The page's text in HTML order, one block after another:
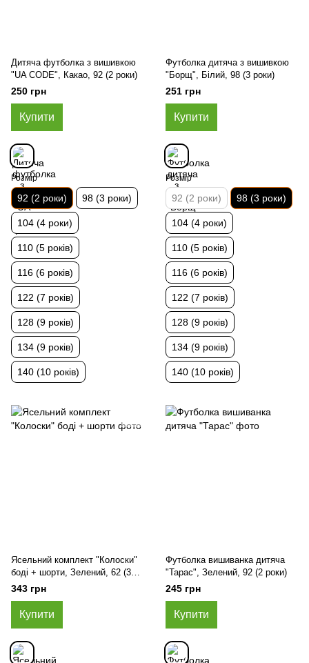
Дитяча футболка з вишивкою
"UA CODE", Какао, 92 (2 роки)
250 грн
Купити
Розмір
92 (2 роки) 98 (3 роки)
104 (4 роки)
110 (5 років)
116 (6 років)
122 (7 років)
128 (9 років)
134 (9 років)
140 (10 років)
Футболка дитяча з вишивкою
"Борщ", Білий, 98 (3 роки)
251 грн
Купити
Розмір
92 (2 роки) 98 (3 роки)
104 (4 роки)
110 (5 років)
116 (6 років)
122 (7 років)
128 (9 років)
134 (9 років)
140 (10 років)
Ясельний комплект "Колоски"
боді + шорти, Зелений, 62 (3
міс)
343 грн
Купити
Футболка вишиванка дитяча
"Тарас", Зелений, 92 (2 роки)
245 грн
Купити